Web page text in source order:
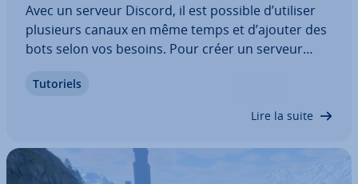
Avec un serveur Discord, il est possible d’utiliser
plusieurs canaux en même temps et d’ajouter des
bots selon vos besoins. Pour créer un serveur
l’ap­pli­ca­tion. Une fois le serveur configuré, vous
Tutoriels
Lire la suite